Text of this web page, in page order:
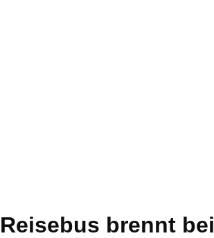
Reisebus brennt bei